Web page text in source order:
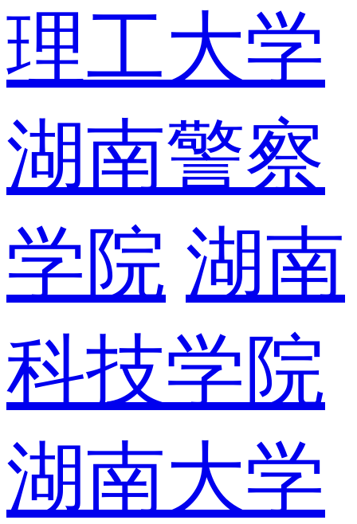
理工大学
湖南警察
学院 湖南
科技学院
湖南大学